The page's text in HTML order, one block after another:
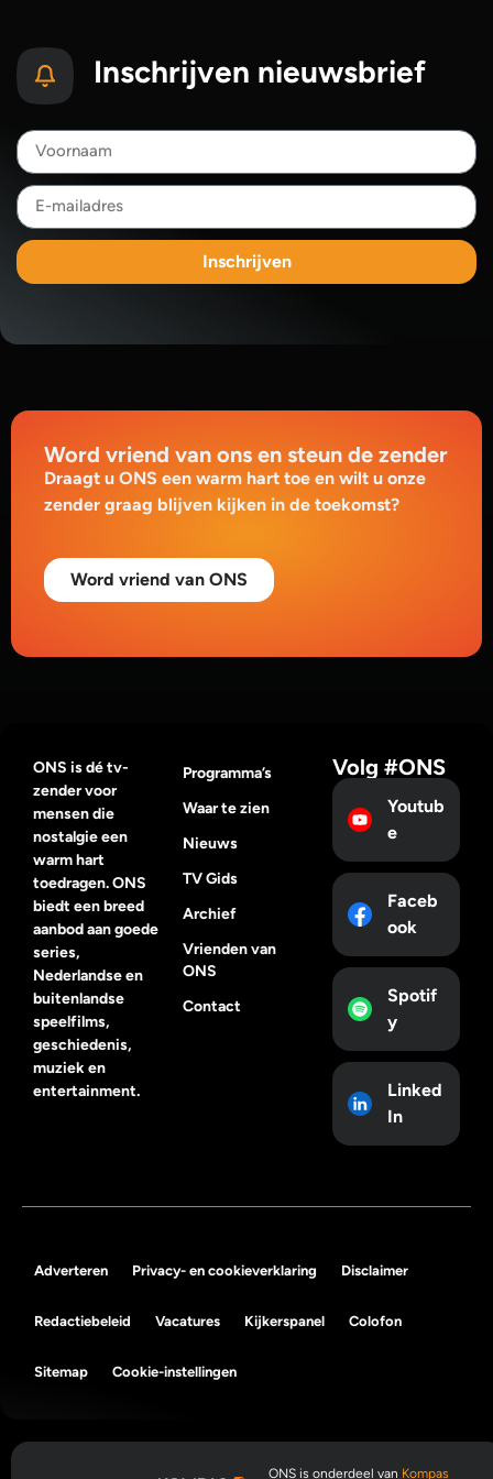
Inschrijven nieuwsbrief
Inschrijven
Word vriend van ons en steun de zender
Draagt u ONS een warm hart toe en wilt u onze
zender graag blijven kijken in de toekomst?
Word vriend van ONS
ONS is dé tv-
zender voor
mensen die
nostalgie een
warm hart
toedragen. ONS
biedt een breed
aanbod aan goede
series,
Nederlandse en
buitenlandse
speelfilms,
geschiedenis,
muziek en
entertainment.
Programma’s
Waar te zien
Nieuws
TV Gids
Archief
Vrienden van
ONS
Contact
Volg #ONS
Youtub
e
Faceb
ook
Spotif
y
Linked
In
Adverteren Privacy- en cookieverklaring Disclaimer
Redactiebeleid Vacatures Kijkerspanel Colofon
Sitemap Cookie-instellingen
ONS is onderdeel van Kompas